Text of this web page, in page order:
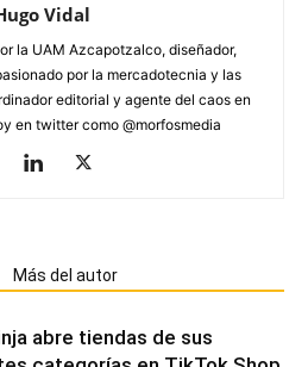
Vidal
la UAM Azcapotzalco, diseñador,
por la mercadotecnia y las
editorial y agente del caos en
en twitter como @morfosmedia
Más del autor
abre tiendas de sus